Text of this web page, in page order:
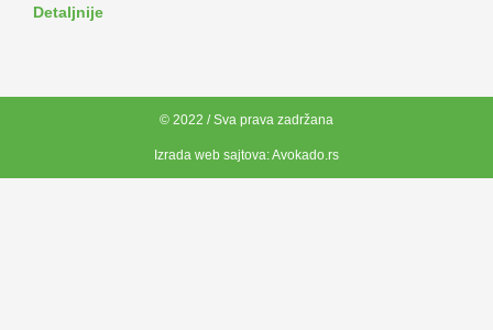
Detaljnije
© 2022 / Sva prava zadržana
Izrada web sajtova:Avokado.rs